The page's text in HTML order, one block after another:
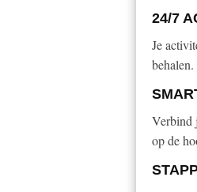
24/7
Je
behalen.
Verbind
op de